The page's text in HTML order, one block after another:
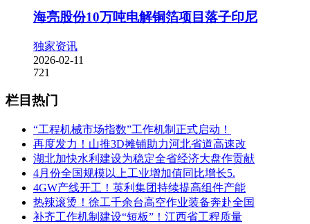
海亮股份10万吨电解铜箔项目落子印尼
独家资讯
2026-02-11
721
栏目热门
“工程机械市场指数”工作机制正式启动！
再度发力！山推3D摊铺助力河北省道高速改
湖北加快水利建设为稳定全省经济大盘作贡献
4月份全国规模以上工业增加值同比增长5.
4GW产线开工！英利集团持续提高组件产能
热辣滚烫！徐工千余台高空作业装备奔赴全国
补齐工作机制建设“短板”！江西省工程质量